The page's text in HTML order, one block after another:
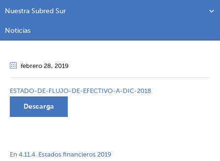
Nuestra Subred Sur
Noticias
febrero 28, 2019
ESTADO-DE-FLUJO-DE-EFECTIVO-A-DIC-2018
Descarga
En 4.11.4. Estados financieros 2019